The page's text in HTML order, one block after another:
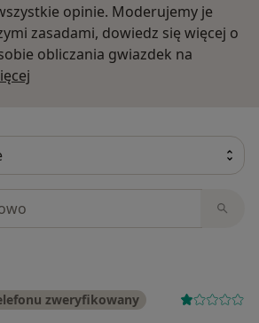
opinie. Moderujemy je
zasadami, dowiedz się więcej o
obliczania gwiazdek na
zweryfikowany